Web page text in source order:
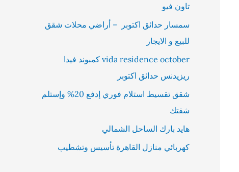
تاون فيو
سمسار حدائق اكتوبر – أراضي محلات شقق
للبيع و الايجار
vida residence october كمبوند فيدا
ريزيدنس حدائق اكتوبر
شقق تقسيط استلام فوري إدفع 20% وإستلم
شقتك
هايد بارك الساحل الشمالي
كهربائي منازل القاهرة تأسيس وتشطيب